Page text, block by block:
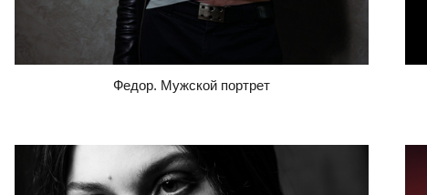
Федор. Мужской портрет